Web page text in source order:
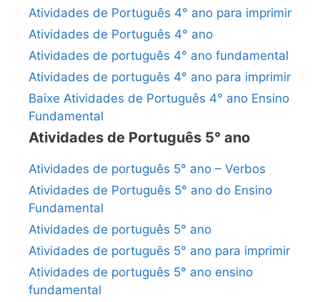
Atividades de Português 4° ano para imprimir
Atividades de Português 4° ano
Atividades de português 4° ano fundamental
Atividades de português 4° ano para imprimir
Baixe Atividades de Português 4° ano Ensino
Fundamental
Atividades de Português 5° ano
Atividades de português 5° ano – Verbos
Atividades de Português 5° ano do Ensino
Fundamental
Atividades de português 5° ano
Atividades de português 5° ano para imprimir
Atividades de português 5° ano ensino
fundamental